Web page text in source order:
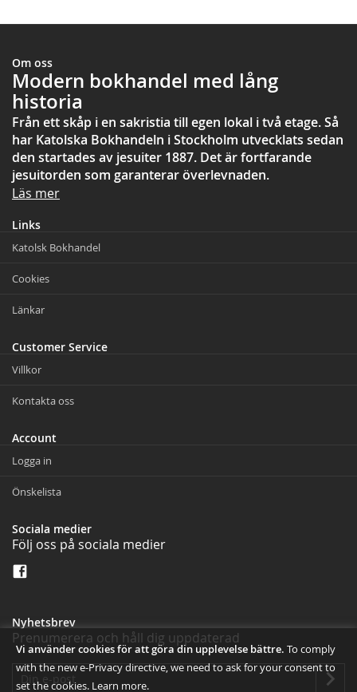
Vi använder cookies för att göra din upplevelse bättre. To comply
with the new e-Privacy directive, we need to ask for your consent to
set the cookies. Learn more.
Om oss
Modern bokhandel med lång
historia
Från ett skåp i en sakristia till egen lokal i två etage. Så
har Katolska Bokhandeln i Stockholm utvecklats sedan
den startades av jesuiter 1887. Det är fortfarande
jesuitorden som garanterar överlevnaden.
Läs mer
Links
Katolsk Bokhandel
Cookies
Länkar
Customer Service
Villkor
Kontakta oss
Account
Logga in
Önskelista
Sociala medier
Följ oss på sociala medier
Nyhetsbrev
Prenumerera och håll dig uppdaterad